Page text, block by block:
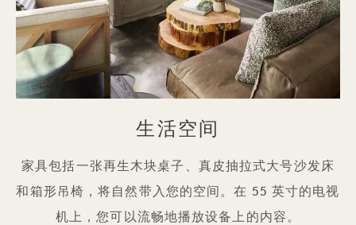
生活空间
家具包括一张再生木块桌子、真皮抽拉式大号沙发床
和箱形吊椅，将自然带入您的空间。在 55 英寸的电视
机上，您可以流畅地播放设备上的内容。